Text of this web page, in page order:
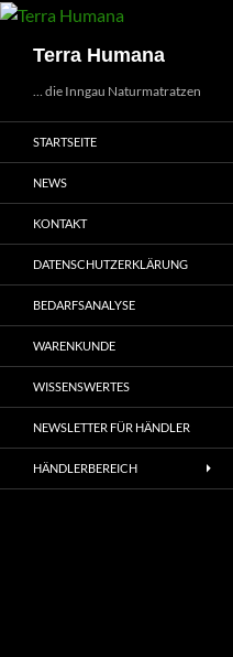
Zum
springenTerra Humana
… die Inngau Naturmatratzen
STARTSEITE
NEWS
KONTAKT
DATENSCHUTZERKLÄRUNG
BEDARFSANALYSE
WARENKUNDE
WISSENSWERTES
NEWSLETTER FÜR HÄNDLER
HÄNDLERBEREICH